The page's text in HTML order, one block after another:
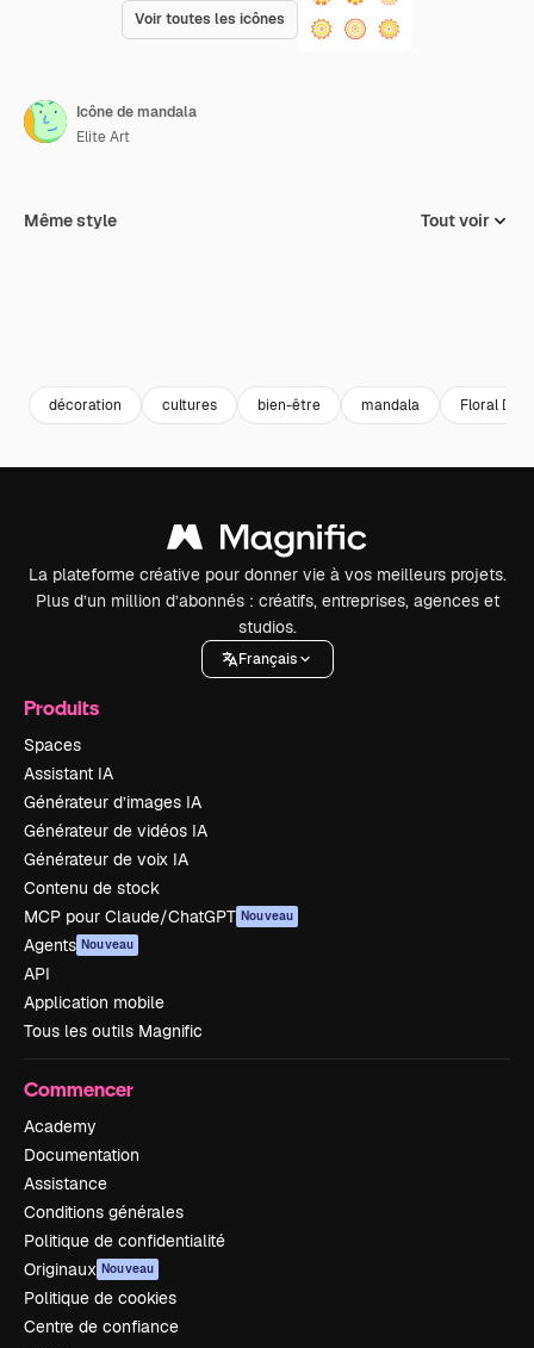
Voir toutes les icônes
Icône de mandala
Elite Art
Même style Tout voir
décoration cultures bien-être mandala Floral
La plateforme créative pour donner vie à vos meilleurs projets.
Plus d’un million d’abonnés : créatifs, entreprises, agences et
studios.
Français
Produits
Spaces
Assistant IA
Générateur d’images IA
Générateur de vidéos IA
Générateur de voix IA
Contenu de stock
MCP pour Claude/ChatGPT Nouveau
Agents Nouveau
API
Application mobile
Tous les outils Magnific
Commencer
Academy
Documentation
Assistance
Conditions générales
Politique de confidentialité
Originaux Nouveau
Politique de cookies
Centre de confiance